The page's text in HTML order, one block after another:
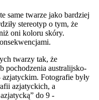
same twarze jako bardziej
stereotyp o tym, że
oni koloru skóry.
twarzy tak, że
pochodzenia australijsko-
Fotografie były
azjatyckich, a
do 9 -